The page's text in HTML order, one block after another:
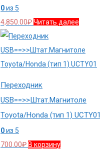
0из 5
4,850.00₽Читать далее
Переходник
USB==>>Штат.Магнитоле
Toyota/Honda (тип 1) UCTY01
0из 5
700.00₽ В корзину